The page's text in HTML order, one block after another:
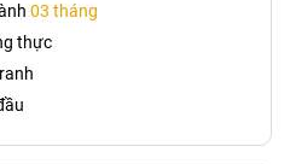
03 tháng
thực